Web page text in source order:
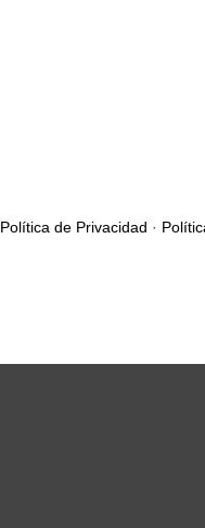
Política de Privacidad ·